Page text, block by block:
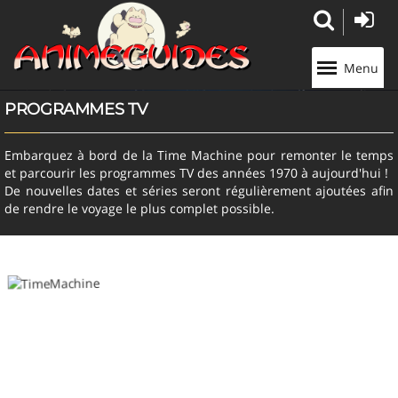
Menu
PROGRAMMES TV
Embarquez à bord de la Time Machine pour remonter le temps
et parcourir les programmes TV des années 1970 à aujourd'hui !
De nouvelles dates et séries seront régulièrement ajoutées afin
de rendre le voyage le plus complet possible.
Panneau de gestion des cookies